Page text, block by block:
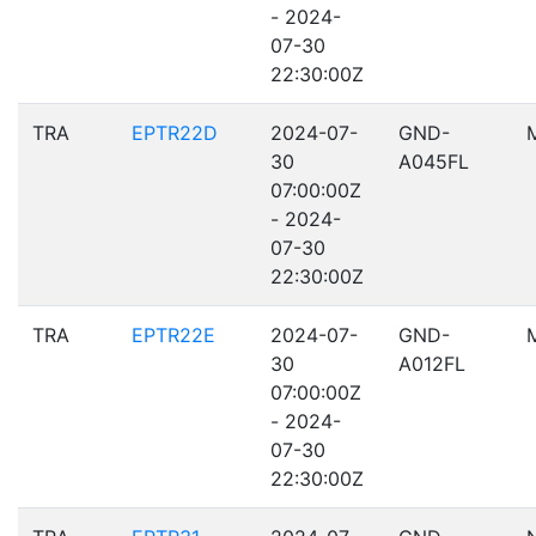
- 2024-
07-30
22:30:00Z
TRA EPTR22D
2024-07-
30
07:00:00Z
- 2024-
07-30
22:30:00Z
GND-
A045FL
TRA EPTR22E
2024-07-
30
07:00:00Z
- 2024-
07-30
22:30:00Z
GND-
A012FL